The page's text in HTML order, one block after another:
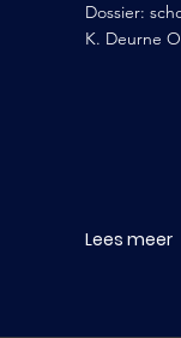
Dossier:
K. Deurne
Lees meer